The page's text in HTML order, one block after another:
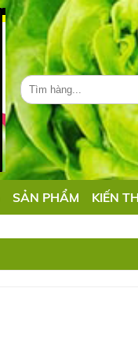
SẢN PHẨM KIẾN